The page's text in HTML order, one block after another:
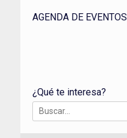
AGENDA DE EVENTOS
¿Qué te interesa?
Buscar: